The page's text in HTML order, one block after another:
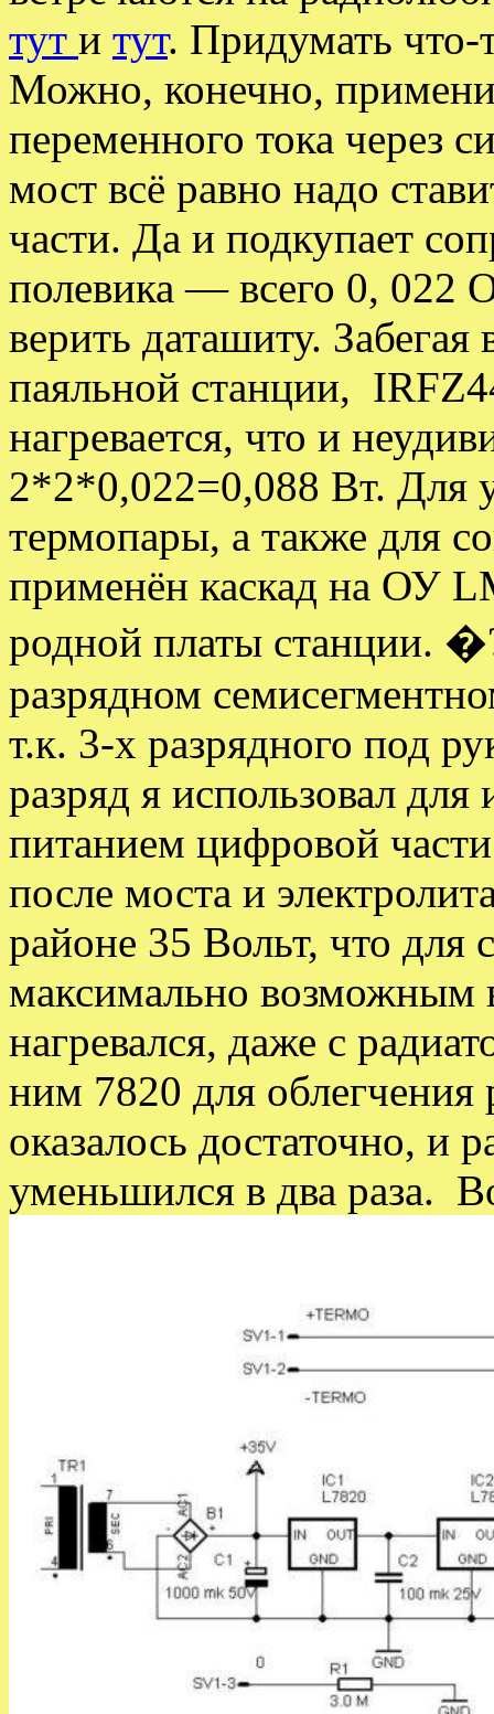
тут и тут. Придумать что-
Можно, конечно,
переменного тока через
мост всё равно надо
части. Да и подкупает
полевика — всего 0, 022
верить даташиту.
паяльной станции,
нагревается, что и
2*2*0,022=0,088 Вт. Для
термопары, а также для
применён каскад на ОУ
родной платы станции.
разрядном
т.к. 3-х разрядного под
разряд я использовал
питанием цифровой
после моста и
районе 35 Вольт, что для
максимально возможным
нагревался, даже с
ним 7820 для
оказалось достаточно, и
уменьшился в два раза.